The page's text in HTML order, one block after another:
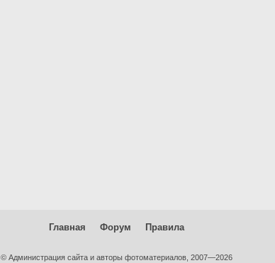
Главная Форум Правила
© Администрация сайта и авторы фотоматериалов, 2007—2026